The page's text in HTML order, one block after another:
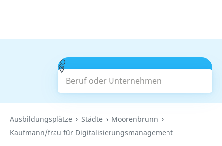
Beruf oder Unternehmen
Suchen
Ausbildungsplätze Städte
Moorenbrunn
Kaufmann/frau für Digitalisierungsmanagement